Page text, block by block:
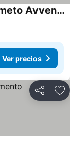
Apartamento Sonado Barquisiemeto Avvenezuela C
Ver precios
Compartir